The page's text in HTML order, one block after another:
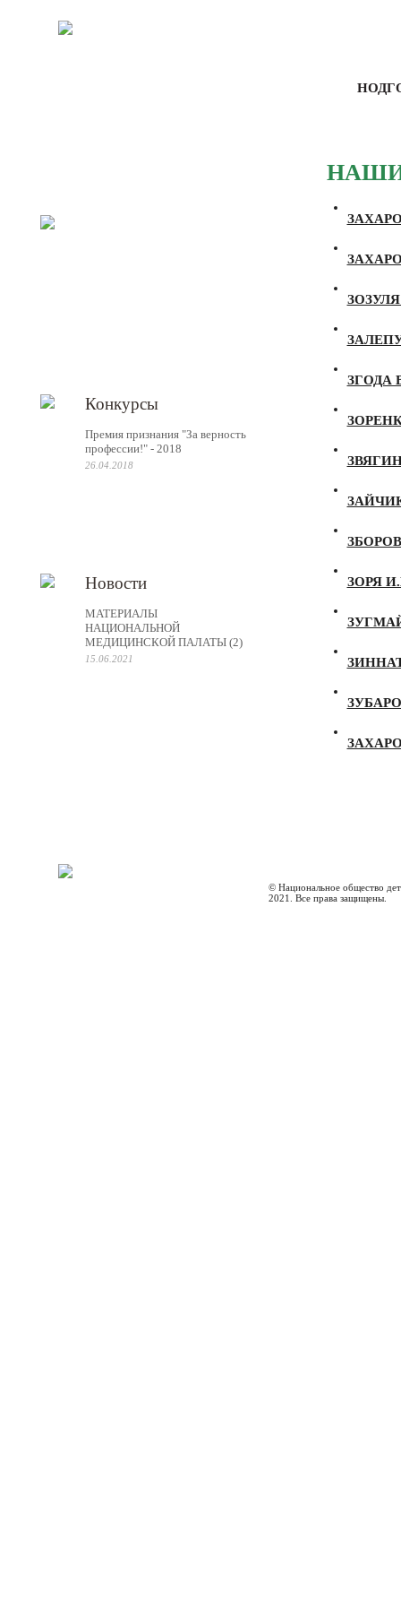
Конкурсы
Премия признания "За верность
профессии!" - 2018
26.04.2018
Новости
МАТЕРИАЛЫ
НАЦИОНАЛЬНОЙ
МЕДИЦИНСКОЙ ПАЛАТЫ (2)
15.06.2021
ЗГОДА
ЗОРЯ
© Национальное общество
2021. Все права защищены.